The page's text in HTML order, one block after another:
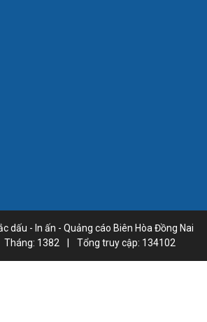
dấu - In ấn - Quảng cáo Biên Hòa Đồng Nai
Tháng: 1382 Tổng truy cập: 134102